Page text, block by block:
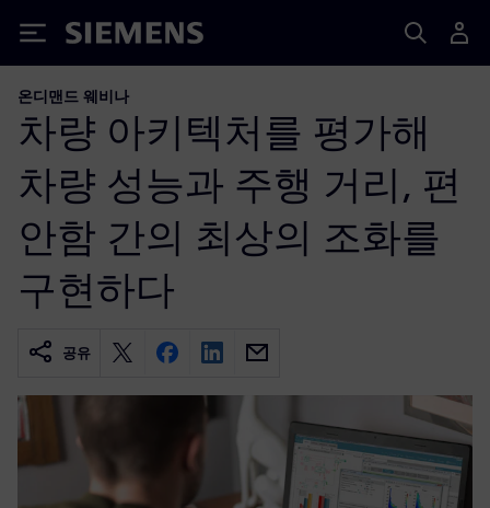
Siemens
온디맨드 웨비나
차량 아키텍처를 평가해
차량 성능과 주행 거리, 편
안함 간의 최상의 조화를
구현하다
공유